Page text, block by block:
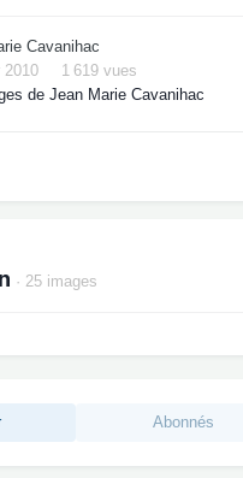
Cavanihac
2010
1 619 vues
de Jean Marie Cavanihac
· 25 images
Abonnés